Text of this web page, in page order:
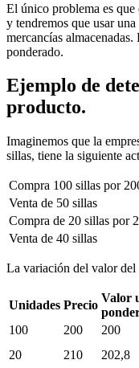
El único problema es que
y tendremos que usar
mercancías
ponderado.
Ejemplo de
producto.
Imaginemos que la
sillas, tiene la siguiente
Compra 100 sillas por
Venta de 50 sillas
Compra de 20 sillas por
Venta de 40 sillas
La variación del valor del
Unidades Precio
Valor
100
200 200
20
210 202,8